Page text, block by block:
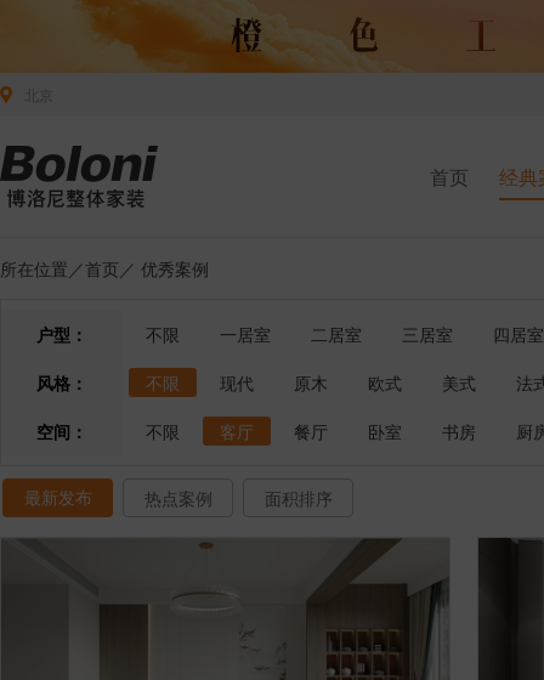
首页 经典
所在位置／首页 ／ 优秀案例
户型： 不限 一居室 二居室 三居室
四居室
风格：
不限 现代 原木 欧式 美式
法
空间：
不限 客厅 餐厅 卧室 书房 厨
最新发布 热点案例 面积排序